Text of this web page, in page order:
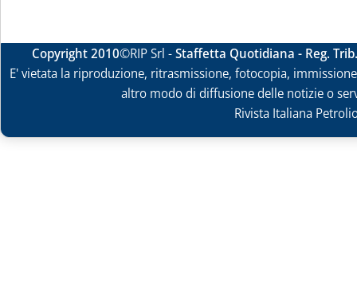
Copyright 2010©RIP Srl -Staffetta Quotidiana - Reg.
E' vietata la riproduzione, ritrasmissione, fotocopia,
altro modo di diffusione delle notizie o
Rivista Italiana